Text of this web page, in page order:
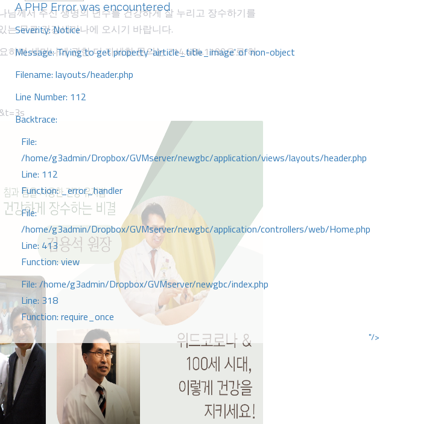
A PHP Error was encountered
Severity: Notice
Message: Trying to get property 'airticle_title_image' of non-object
Filename: layouts/header.php
Line Number: 112
Backtrace:
File:
/home/g3admin/Dropbox/GVMserver/newgbc/application/views/layouts/header.php
Line: 112
Function: _error_handler
File:
/home/g3admin/Dropbox/GVMserver/newgbc/application/controllers/web/Home.php
Line: 413
Function: view
File: /home/g3admin/Dropbox/GVMserver/newgbc/index.php
Line: 318
Function: require_once
"/>
께서 주신 생명의 년수를 건강하게 잘 누리고 장수하기를
는 무료 건강세미나에 오시기 바랍니다.
하며,세미나에 관한 더 자세한 문의는 714.484.1190으로 하